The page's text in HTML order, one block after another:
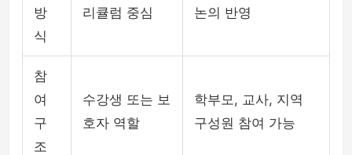
방
식
리큘럼 중심
논의 반영
참
여
구
조
수강생 또는 보
호자 역할
학부모, 교사, 지역
구성원 참여 가능